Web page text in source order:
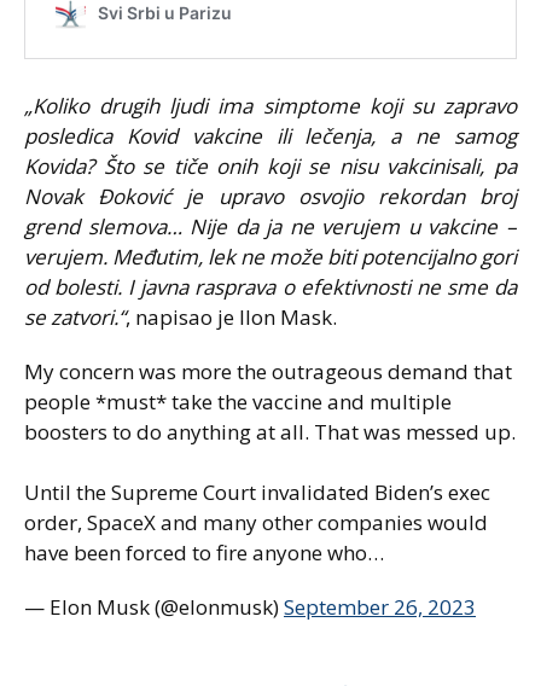
„Koliko drugih ljudi ima simptome koji su zapravo
posledica Kovid vakcine ili lečenja, a ne samog
Kovida? Što se tiče onih koji se nisu vakcinisali, pa
Novak Đoković je upravo osvojio rekordan broj
grend slemova… Nije da ja ne verujem u vakcine –
verujem. Međutim, lek ne može biti potencijalno gori
od bolesti. I javna rasprava o efektivnosti ne sme da
se zatvori.“, napisao je Ilon Mask.
My concern was more the outrageous demand that
people *must* take the vaccine and multiple
boosters to do anything at all. That was messed up.
Until the Supreme Court invalidated Biden’s exec
order, SpaceX and many other companies would
have been forced to fire anyone who…
— Elon Musk (@elonmusk)September 26, 2023